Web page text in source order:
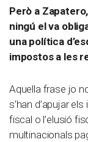
Però a
ningú el va
una política d’
impostos a les
Aquella frase jo
s’han d’apujar
fiscal o l’elusió
multinacionals